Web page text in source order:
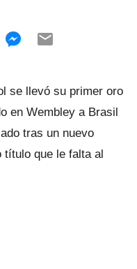
se llevó su primer oro
en Wembley a Brasil
tras un nuevo
título que le falta al